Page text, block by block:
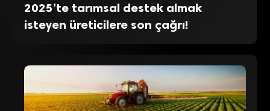
2025’te tarımsal destek almak
isteyen üreticilere son çağrı!